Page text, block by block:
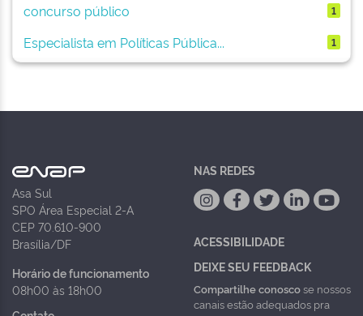
concurso público 1
Especialista em Políticas Pública... 1
Asa Sul
SPO Área Especial 2-A
CEP 70.610-900
Brasília/DF
Horário de funcionamento
08h00 às 18h00
NAS REDES
ACESSIBILIDADE
DEIXE SEU FEEDBACK
Compartilhe conoscose nossos
canais estão adequados pra